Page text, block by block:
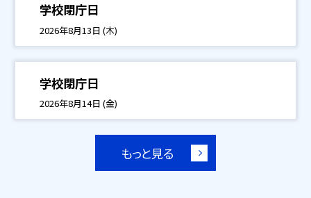
学校閉庁日
2026年8月13日 (木)
学校閉庁日
2026年8月14日 (金)
もっと見る